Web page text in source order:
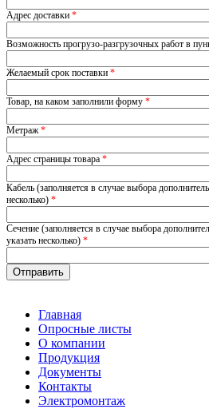
Адрес доставки *
Возможность прогрузо-разгрузочных работ в
Желаемый срок поставки *
Товар, на каком заполнили форму *
Метраж*
Адрес страницы товара *
Кабель (заполняется в случае выбора
несколько) *
Сечение (заполняется в случае выбора
указать несколько) *
Главная
Опросные листы
О компании
Продукция
Документы
Контакты
Электромонтаж